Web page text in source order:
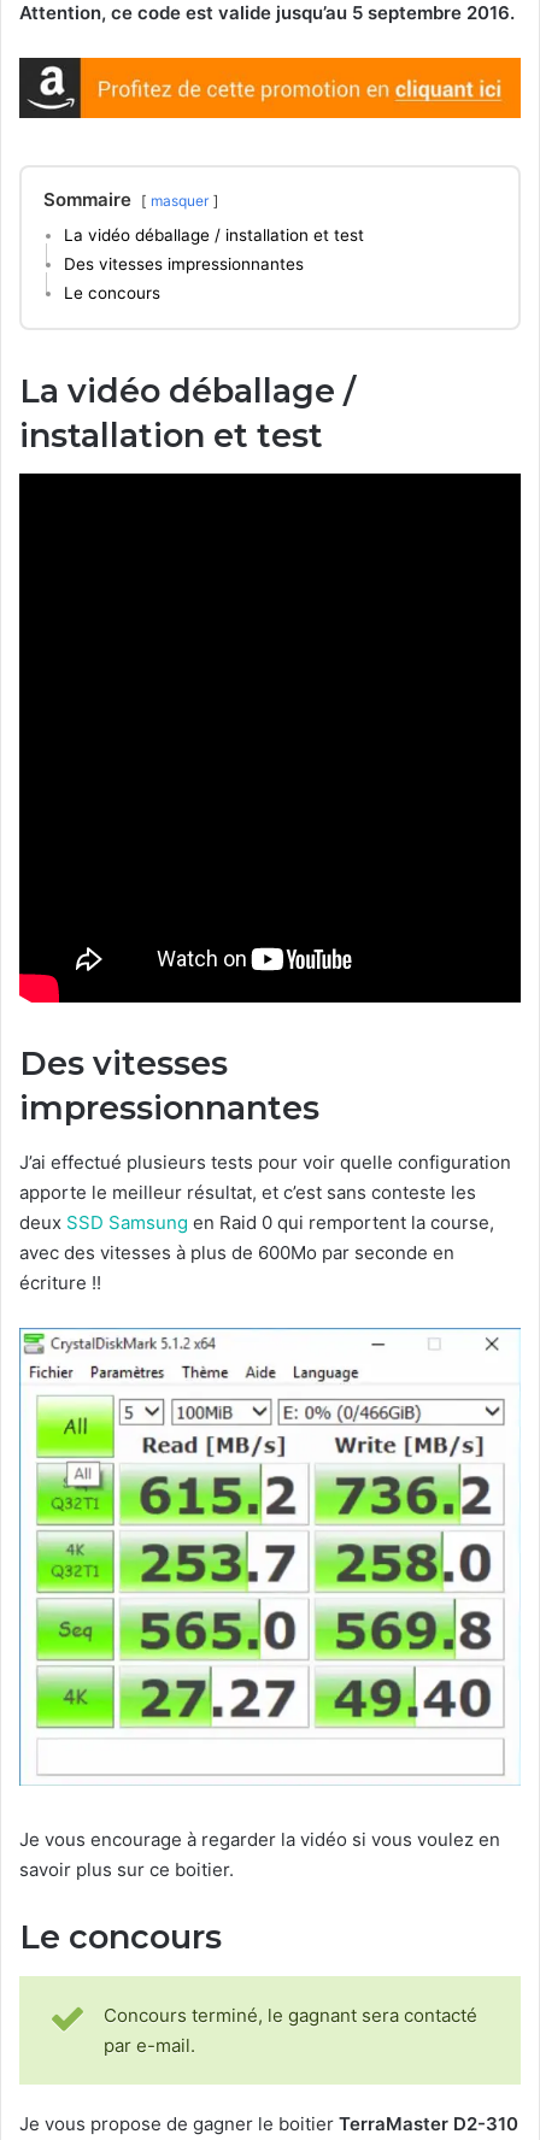
Attention, ce code est valide jusqu’au 5 septembre 2016.
Sommaire masquer
La vidéo déballage / installation et test
Des vitesses impressionnantes
Le concours
La vidéo déballage /
installation et test
Des vitesses
impressionnantes
J’ai effectué plusieurs tests pour voir quelle configuration
apporte le meilleur résultat, et c’est sans conteste les
deux SSD Samsung en Raid 0 qui remportent la course,
avec des vitesses à plus de 600Mo par seconde en
écriture !!
Je vous encourage à regarder la vidéo si vous voulez en
savoir plus sur ce boitier.
Le concours
Concours terminé, le gagnant sera contacté
par e-mail.
Je vous propose de gagner le boitier TerraMaster D2-310